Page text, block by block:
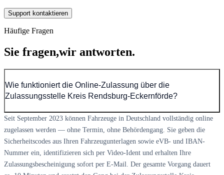
Support kontaktieren
Häufige Fragen
Sie fragen,wir antworten.
Wie funktioniert die Online-Zulassung über die
Zulassungsstelle Kreis Rendsburg-Eckernförde?
Seit September 2023 können Fahrzeuge in Deutschland vollständig online
zugelassen werden — ohne Termin, ohne Behördengang. Sie geben die
Sicherheitscodes aus Ihren Fahrzeugunterlagen sowie eVB- und IBAN-
Nummer ein, identifizieren sich per Video-Ident und erhalten Ihre
Zulassungsbescheinigung sofort per E-Mail. Der gesamte Vorgang dauert